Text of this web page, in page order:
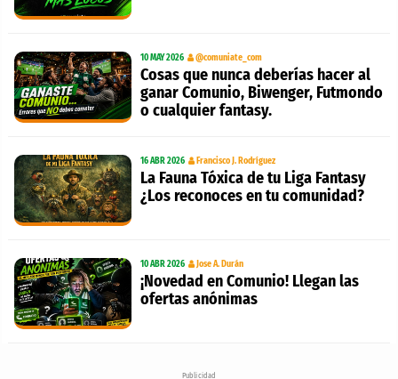
10 MAY 2026 @comuniate_com
Cosas que nunca deberías hacer al
ganar Comunio, Biwenger, Futmondo
o cualquier fantasy.
16 ABR 2026 Francisco J. Rodríguez
La Fauna Tóxica de tu Liga Fantasy
¿Los reconoces en tu comunidad?
10 ABR 2026 Jose A. Durán
¡Novedad en Comunio! Llegan las
ofertas anónimas
Publicidad